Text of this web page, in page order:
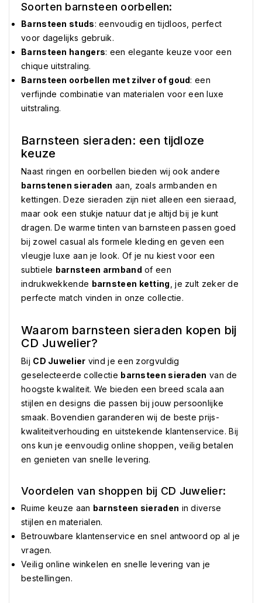
Soorten barnsteen oorbellen:
Barnsteen studs: eenvoudig en tijdloos, perfect
voor dagelijks gebruik.
Barnsteen hangers: een elegante keuze voor een
chique uitstraling.
Barnsteen oorbellen met zilver of goud: een
verfijnde combinatie van materialen voor een luxe
uitstraling.
Barnsteen sieraden: een tijdloze
keuze
Naast ringen en oorbellen bieden wij ook andere
barnstenen sieraden aan, zoals armbanden en
kettingen. Deze sieraden zijn niet alleen een sieraad,
maar ook een stukje natuur dat je altijd bij je kunt
dragen. De warme tinten van barnsteen passen goed
bij zowel casual als formele kleding en geven een
vleugje luxe aan je look. Of je nu kiest voor een
subtiele barnsteen armband of een
indrukwekkende barnsteen ketting , je zult zeker de
perfecte match vinden in onze collectie.
Waarom barnsteen sieraden kopen bij
CD Juwelier?
Bij CD Juwelier vind je een zorgvuldig
geselecteerde collectie barnsteen sieraden van de
hoogste kwaliteit. We bieden een breed scala aan
stijlen en designs die passen bij jouw persoonlijke
smaak. Bovendien garanderen wij de beste prijs-
kwaliteitverhouding en uitstekende klantenservice. Bij
ons kun je eenvoudig online shoppen, veilig betalen
en genieten van snelle levering.
Voordelen van shoppen bij CD Juwelier:
Ruime keuze aan barnsteen sieraden in diverse
stijlen en materialen.
Betrouwbare klantenservice en snel antwoord op al je
vragen.
Veilig online winkelen en snelle levering van je
bestellingen.